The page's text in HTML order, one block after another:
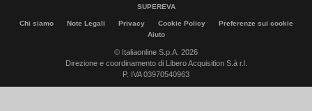
SUPEREVA
Chi siamo Note Legali Privacy Cookie Policy
Preferenze sui cookie
Aiuto
© Italiaonline S.p.A. 2026
Direzione e coordinamento di Libero Acquisition S.á r.l.
P. IVA 03970540963